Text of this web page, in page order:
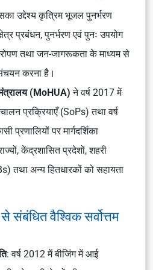
उद्देश्य कृत्रिम भूजल पुनर्भरण
प्रबंधन, पुनर्भरण एवं पुनः उपयोग
तथा जन-जागरूकता के माध्यम से
करना है।
(MoHUA) ने वर्ष 2017 में
प्रक्रियाएँ (SoPs) तथा वर्ष
प्रणालियों पर मार्गदर्शिका
केंद्रशासित प्रदेशों, शहरी
तथा अन्य हितधारकों को सहायता
संबंधित वैश्विक सर्वोत्तम
: वर्ष 2012 में बीजिंग में आई